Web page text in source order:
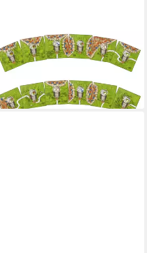
Wachtürme - Erweiterung
6,99 €
lieferbar - in 4-5 Werktagen bei dir